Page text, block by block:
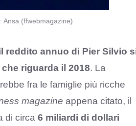
Ansa (ffwebmagazine)
reddito annuo di Pier Silvio
riguarda il 2018. La
fra le famiglie più ricche
magazine appena citato, il
di circa 6 miliardi di dollari